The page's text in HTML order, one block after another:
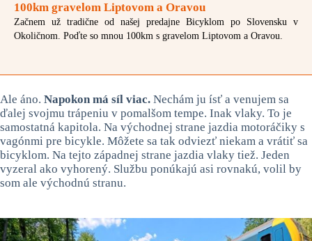
100km gravelom Liptovom a Oravou
Začnem už tradične od našej predajne Bicyklom po Slovensku v
Okoličnom. Poďte so mnou 100km s gravelom Liptovom a Oravou.
Ale áno. Napokon má síl viac. Nechám ju ísť a venujem sa
ďalej svojmu trápeniu v pomalšom tempe. Inak vlaky. To je
samostatná kapitola. Na východnej strane jazdia motoráčiky s
vagónmi pre bicykle. Môžete sa tak odviezť niekam a vrátiť sa
bicyklom. Na tejto západnej strane jazdia vlaky tiež. Jeden
vyzeral ako vyhorený. Službu ponúkajú asi rovnakú, volil by
som ale východnú stranu.